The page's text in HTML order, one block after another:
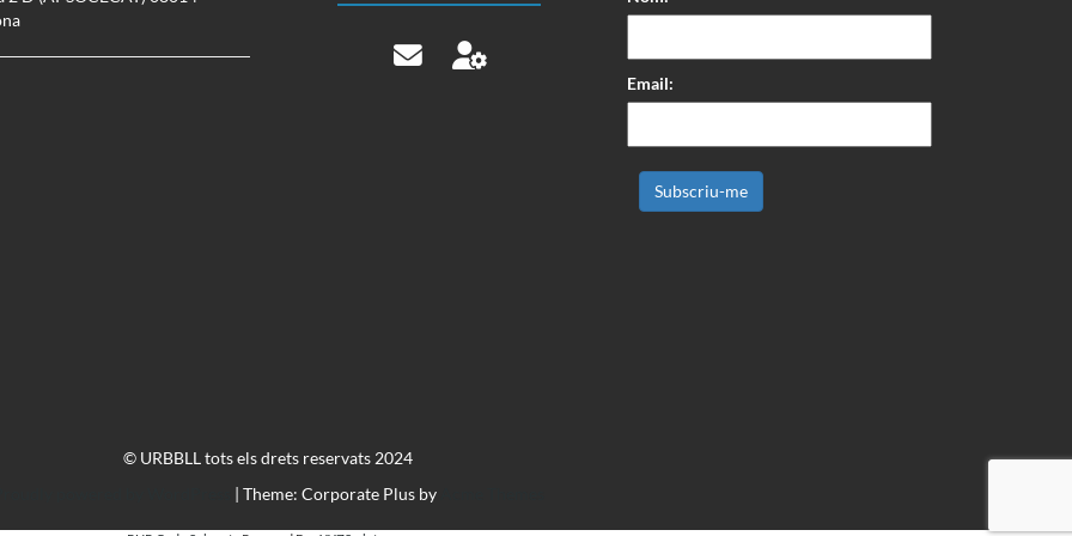
Email:
© URBBLL tots els drets reservats 2024
| Theme: Corporate Plus by